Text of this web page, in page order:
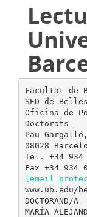
Facultat de
SED de
Oficina de
Doctorats
Pau
08028
Tel. +34 934
[email
www.ub.edu/
DOCTORAND/A
MARÍA